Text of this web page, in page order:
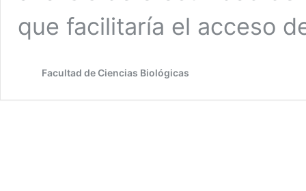
que facilitaría el acceso
Facultad de Ciencias Biológicas